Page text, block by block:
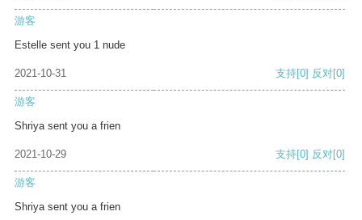
游客
Estelle sent you 1 nude
2021-10-31 支持[0] 反对[0]
游客
Shriya sent you a frien
2021-10-29 支持[0] 反对[0]
游客
Shriya sent you a frien